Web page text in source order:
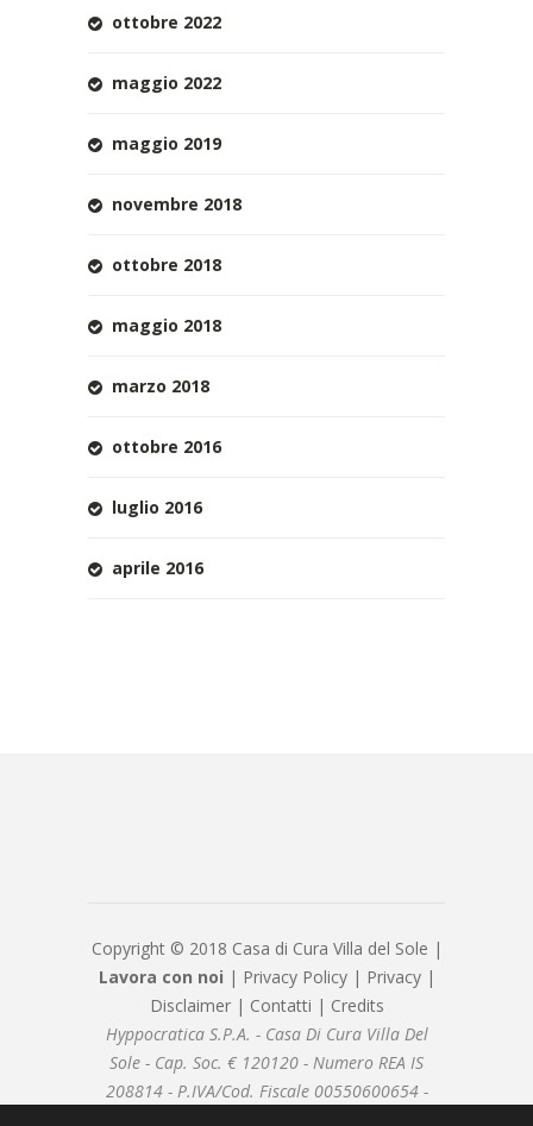
ottobre 2022
maggio 2022
maggio 2019
novembre 2018
ottobre 2018
maggio 2018
marzo 2018
ottobre 2016
luglio 2016
aprile 2016
Copyright © 2018 Casa di Cura Villa del Sole |
Lavora con noi | Privacy Policy| Privacy|
Disclaimer| Contatti | Credits
Hyppocratica S.P.A. - Casa Di Cura Villa Del
Sole - Cap. Soc. € 120120 - Numero REA IS
208814 - P.IVA/Cod. Fiscale 00550600654 -